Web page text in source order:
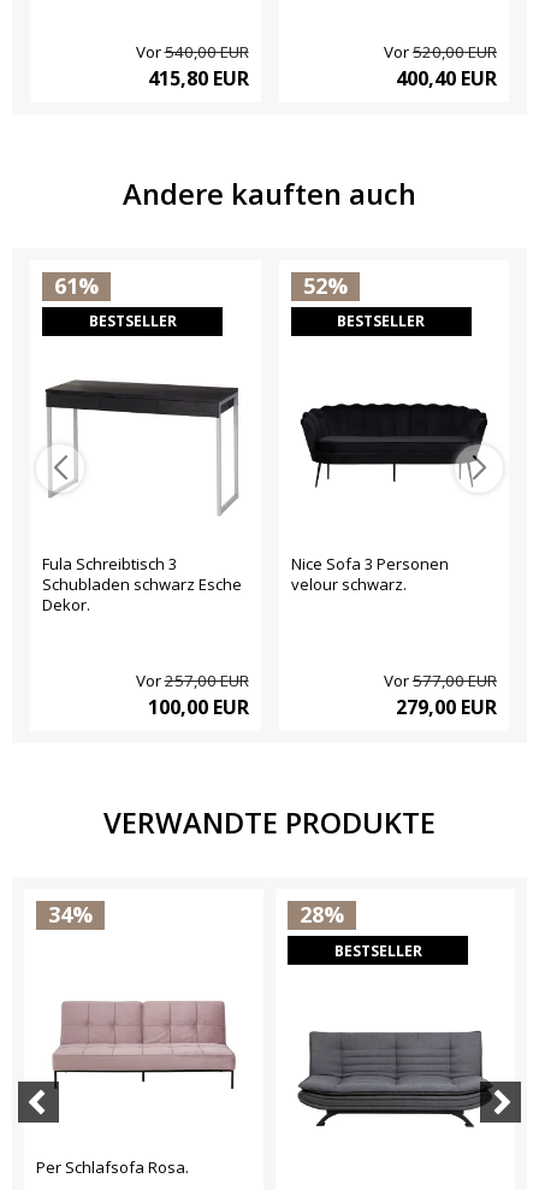
Vor540,00 EUR
415,80 EUR
Vor520,00 EUR
400,40 EUR
Andere kauften auch
61%
BESTSELLER
Fula Schreibtisch 3
Schubladen schwarz Esche
Dekor.
Vor257,00 EUR
100,00 EUR
52%
BESTSELLER
Nice Sofa 3 Personen
velour schwarz.
Vor577,00 EUR
279,00 EUR
VERWANDTE PRODUKTE
34%
Per Schlafsofa Rosa.
28%
BESTSELLER